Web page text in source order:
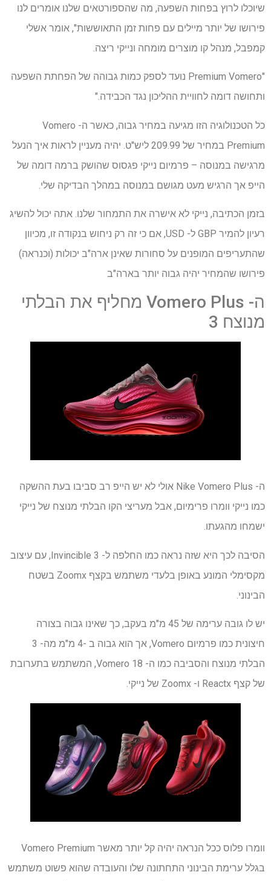
שיוכלו לרוץ בפחות השפעה, מה שהספורטאים שלנו אומרים לנו
פירושו של יותר מיילים עם פחות זמן התאוששות", אומר אשלי
קמפבל, מנהל קו מוצרים מומחה ונייקי ריצה.
"Premium Vomero נועד לספק כמות גבוהה של הפחתת השפעה
ותחושה דומה לחוויית ההליכון נגד הכבידה."
כל הטכנולוגיה הזו מגיעה במחיר גבוה, כאשר ה- Vomero
Premium במחיר של 209.99 ליש"ט. יהיה מעניין לראות איך הנעל
מרגישה במנוסה – פרמיום נייקי פגסוס שהושק ברמה דומה של
הייפ אך הרגיש מעט מגושם במנוסה במהלך הבדיקה שלי.
בזמן הכתיבה, נייקי לא אישרה את התמחור שלנו. אתה יכול להשיג
רעיון להמיר GBP ל- USD, אם כי זה רק ניחוש בנקודה זו, מכיוון
שהתעריפים המופנים על סחורות שאינן ארה"ב יכולות (וכנראה)
פירושו שהמחיר יהיה גבוה יותר בארה"ב
ה- Vomero Plus מחליף את הבלתי
מנוצח 3
ה- Nike Vomero Plus אולי לא יש הייפ רב סביבו בעת ההשקה
כמו נייקי וומרו פרימיום, אבל מעריצי הקו הבלתי מנוצח של נייקי
ישמחו מהגעתו.
הסיבה לכך היא שזה נראה כמו החלפה ל- Invincible 3, עם עיצוב
מקסימלי המונע באופן בלעדי משתמש בקצף Zoomx בשטח
הבינוני.
יש לו גובה ערימה של 45 מ"מ בעקב, כך שאינו גבוה בצורה
חיצונית כמו פרמיום Vomero, אך הוא גבוה ב -4 מ"מ מה- 3
הבלתי מנוצח והסביבה כמו ה- Vomero 18, המשתמש בתערובת
של קצף Reactx ו- Zoomx של נייקי.
וומרו פלוס ככל הנראה יהיה קל יותר מאשר Vomero Premium
בגלל ערימת הבינוני התחתונה שלו והעובדה שהוא פשוט משתמש